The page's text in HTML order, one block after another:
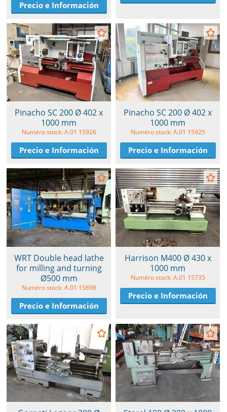
Precio e Información
Pinacho SC 200 Ø 402 x
1000 mm
Numéro stock: A.01 15926
Precio e Información
Pinacho SC 200 Ø 402 x
1000 mm
Numéro stock: A.01 15925
Precio e Información
WRT Double head lathe
for milling and turning
Ø500 mm
Numéro stock: A.01 15898
Precio e Información
Harrison M400 Ø 430 x
1000 mm
Numéro stock: A.01 15735
Precio e Información